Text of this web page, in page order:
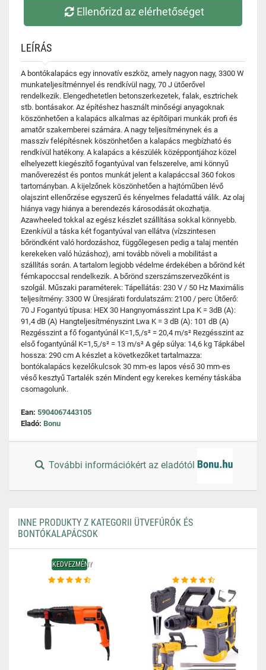
Ellenőrizd az elérhetőséget
LEÍRÁS
A bontókalapács egy innovatív eszköz, amely nagyon nagy, 3300 W
munkateljesítménnyel és rendkívül nagy, 70 J ütőerővel
rendelkezik. Elengedhetetlen betonszerkezetek, falak, esztrichek
stb. bontásakor. Az építéshez használt minőségi anyagoknak
köszönhetően a kalapács alkalmas az építőipari munkák profi és
amatőr szakemberei számára. A nagy teljesítménynek és a
masszív felépítésnek köszönhetően a kalapács megbízható és
rendkívül hatékony. A kalapács a készülék középpontjához közel
elhelyezett kiegészítő fogantyúval van felszerelve, ami könnyű
manőverezést és pontos munkát jelent a kalapáccsal 360 fokos
tartományban. A kijelzőnek köszönhetően a hajtóműben lévő
olajszint ellenőrzése egyszerű és kényelmes feladattá válik. Az olaj
hiánya vagy hiánya a berendezés károsodását okozhatja.
Azawheeled tokkal az egész készlet szállítása sokkal könnyebb.
Ezenkívül a táska két fogantyúval van ellátva (vízszintesen
bőröndként való hordozáshoz, függőlegesen pedig a talaj mentén
kerekeken való húzáshoz), ami tovább növeli a mobilitást a
szállítás során. A tartalom legjobb védelme érdekében a bőrönd két
fémkapoccsal rendelkezik. A bőrönd szerszámszervezőként is
szolgál. Műszaki paraméterek: Tápellátás: 230 V / 50 Hz Maximális
teljesítmény: 3300 W Üresjárati fordulatszám: 2100 / perc Ütőerő:
70 J Fogantyú típusa: HEX 30 Hangnyomásszint Lpa K = 3dB (A):
91,4 dB (A) Hangteljesítményszint Lwa K = 3 dB (A): 101 dB (A)
Rezgésszint a fő fogantyúnál K=1,5,/s² = 20,4 m/s² Rezgésszint az
első fogantyúnál K=1,5,/s² = 13 m/s² A gép súlya: 14,6 kg Tápkábel
hossza: 290 cm A készlet a következőket tartalmazza:
bontókalapács kezelőkulcsok 30 mm-es lapos véső 30 mm-es
véső kesztyű Tartalék szén Mindent egy kerekes kemény táskába
csomagolunk.
Ean: 5904067443105
Eladó: Bonu
További információkért az eladótól
INNE PRODUKTY Z KATEGORII ÜTVEFÚRÓK ÉS
BONTÓKALAPÁCSOK
KEDVEZMÉNY